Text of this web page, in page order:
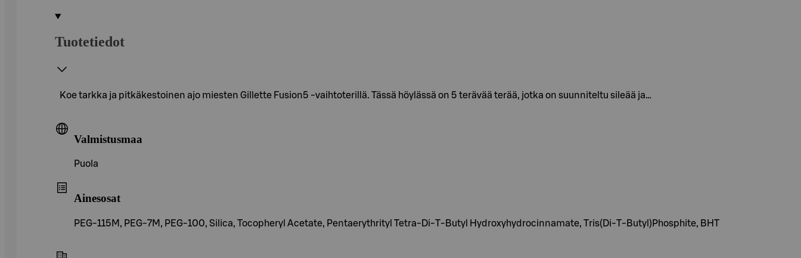
Tuotetiedot
Koe tarkka ja pitkäkestoinen ajo miesten Gillette Fusion5 -vaihtoterillä. Tässä höylässä on 5 terävää terää, jotka on suunniteltu sileää ja…
Valmistusmaa
Puola
Ainesosat
PEG-115M, PEG-7M, PEG-100, Silica, Tocopheryl Acetate, Pentaerythrityl Tetra-Di-T-Butyl Hydroxyhydrocinnamate, Tris(Di-T-Butyl)Phosphite, BHT